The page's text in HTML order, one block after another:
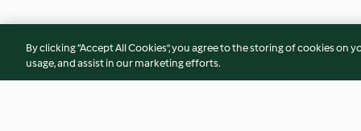
By clicking “Accept All Cookies”, you agree to the storing of cookies on
usage, and assist in our marketing efforts.